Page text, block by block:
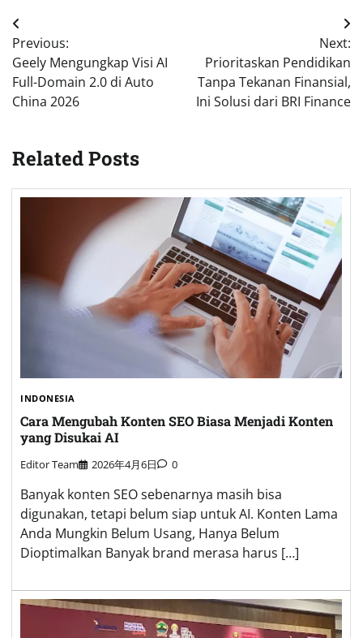
Post
navigation
Previous:
Geely Mengungkap Visi AI
Full-Domain 2.0 di Auto
China 2026
Next:
Prioritaskan Pendidikan
Tanpa Tekanan Finansial,
Ini Solusi dari BRI Finance
Related Posts
INDONESIA
Cara Mengubah Konten SEO Biasa Menjadi Konten
yang Disukai AI
Editor Team 2026年4月6日 0
Banyak konten SEO sebenarnya masih bisa
digunakan, tetapi belum siap untuk AI. Konten Lama
Anda Mungkin Belum Usang, Hanya Belum
Dioptimalkan Banyak brand merasa harus […]